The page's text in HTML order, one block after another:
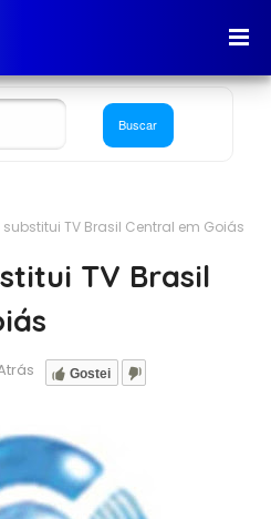
substitui TV Brasil Central em Goiás
TV Brasil
Gostei